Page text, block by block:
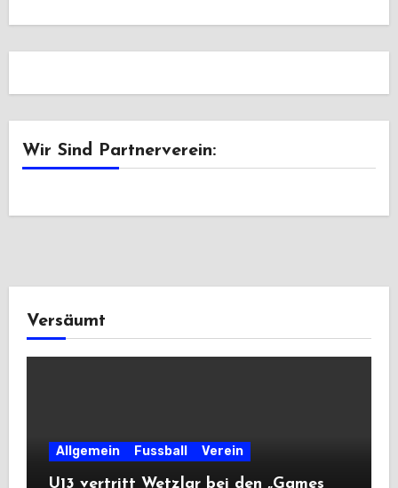
Wir Sind Partnerverein:
Versäumt
Allgemein Fussball Verein
U13 vertritt Wetzlar bei den „Games